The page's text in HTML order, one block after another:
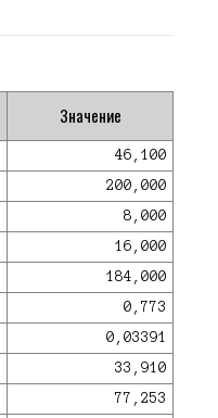
Значение
46,100
200,000
8,000
16,000
184,000
0,773
0,03391
33,910
77,253